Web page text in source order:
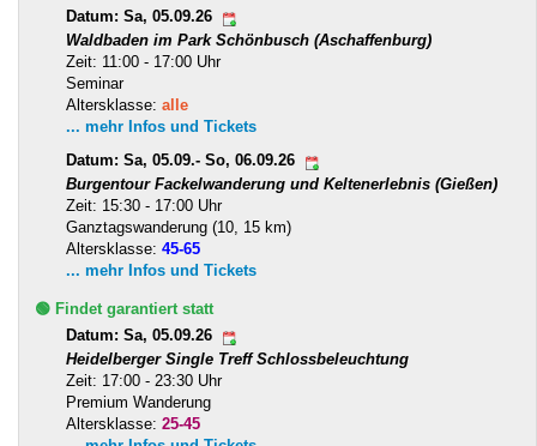
Datum: Sa, 05.09.26
Waldbaden im Park Schönbusch (Aschaffenburg)
Zeit: 11:00 - 17:00 Uhr
Seminar
Altersklasse: alle
... mehr Infos und Tickets
Datum: Sa, 05.09.- So, 06.09.26
Burgentour Fackelwanderung und Keltenerlebnis (Gießen)
Zeit: 15:30 - 17:00 Uhr
Ganztagswanderung (10, 15 km)
Altersklasse: 45-65
... mehr Infos und Tickets
🟢 Findet garantiert statt
Datum: Sa, 05.09.26
Heidelberger Single Treff Schlossbeleuchtung
Zeit: 17:00 - 23:30 Uhr
Premium Wanderung
Altersklasse: 25-45